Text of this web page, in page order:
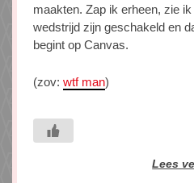
maakten. Zap ik erheen, zie
wedstrijd zijn geschakeld en
begint op Canvas.
(zov: wtf man)
Lees